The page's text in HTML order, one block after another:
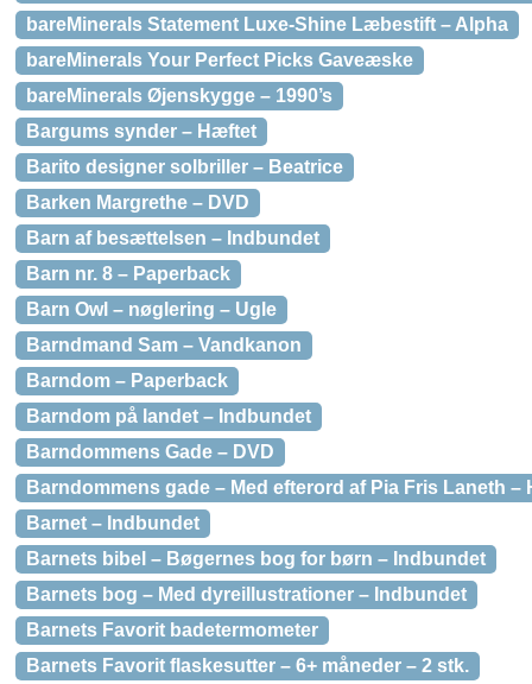
bareMinerals Statement Luxe-Shine Læbestift – Alpha
bareMinerals Your Perfect Picks Gaveæske
bareMinerals Øjenskygge – 1990’s
Bargums synder – Hæftet
Barito designer solbriller – Beatrice
Barken Margrethe – DVD
Barn af besættelsen – Indbundet
Barn nr. 8 – Paperback
Barn Owl – nøglering – Ugle
Barndmand Sam – Vandkanon
Barndom – Paperback
Barndom på landet – Indbundet
Barndommens Gade – DVD
Barndommens gade – Med efterord af Pia Fris Laneth –
Barnet – Indbundet
Barnets bibel – Bøgernes bog for børn – Indbundet
Barnets bog – Med dyreillustrationer – Indbundet
Barnets Favorit badetermometer
Barnets Favorit flaskesutter – 6+ måneder – 2 stk.